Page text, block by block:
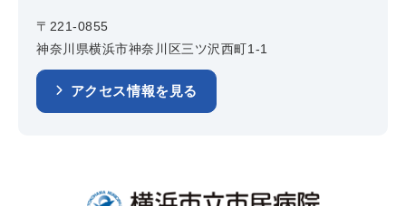
〒221-0855
神奈川県横浜市神奈川区三ツ沢西町1-1
アクセス情報を見る